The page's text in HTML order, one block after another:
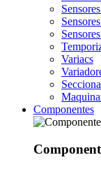
Variacs
Componentes